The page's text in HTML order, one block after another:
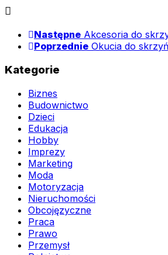
Następne Akcesoria do
Poprzednie Okucia do
Kategorie
Biznes
Budownictwo
Dzieci
Edukacja
Hobby
Imprezy
Marketing
Moda
Motoryzacja
Nieruchomości
Obcojęzyczne
Praca
Prawo
Przemysł